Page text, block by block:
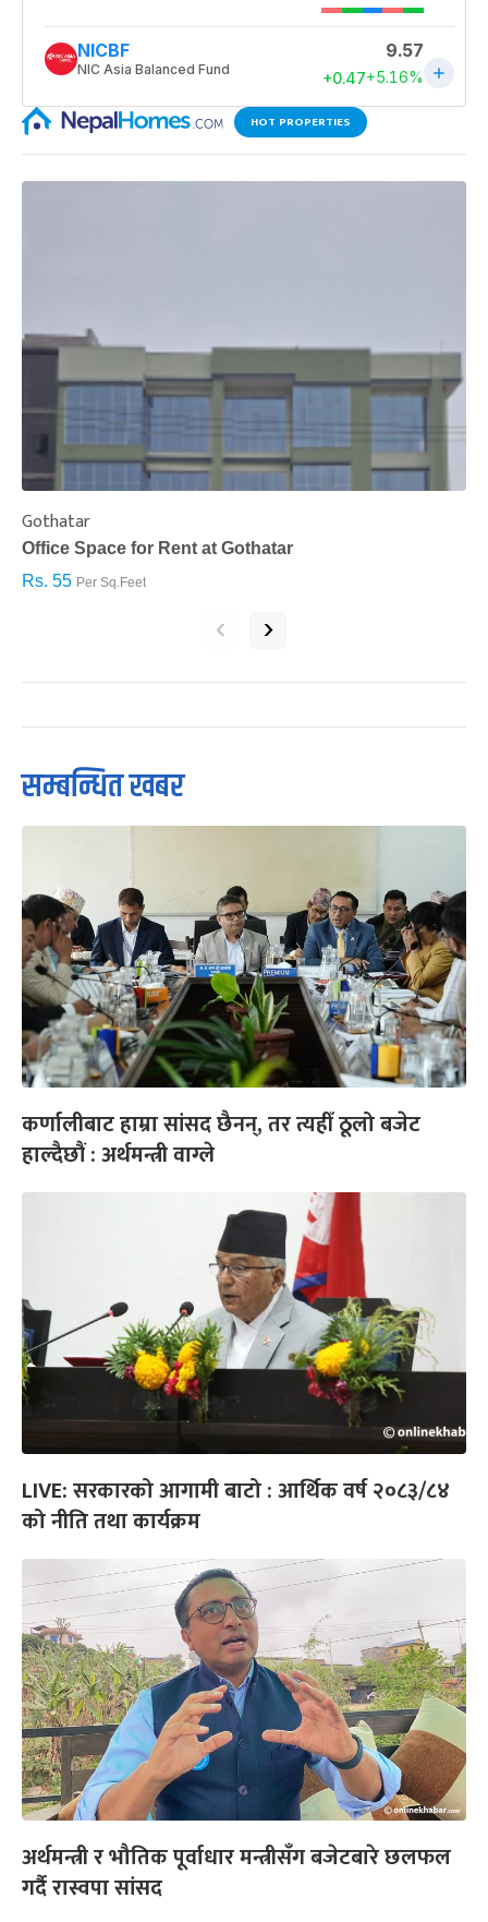
HOT PROPERTIES
Gothatar
Office Space for Rent at Gothatar
Rs. 55 Per Sq.Feet
‹ ›
सम्बन्धित खबर
कर्णालीबाट हाम्रा सांसद छैनन्, तर त्यहीँ ठूलो बजेट
हाल्दैछौं : अर्थमन्त्री वाग्ले
LIVE: सरकारको आगामी बाटो : आर्थिक वर्ष २०८३/८४
को नीति तथा कार्यक्रम
अर्थमन्त्री र भौतिक पूर्वाधार मन्त्रीसँग बजेटबारे छलफल
गर्दै रास्वपा सांसद